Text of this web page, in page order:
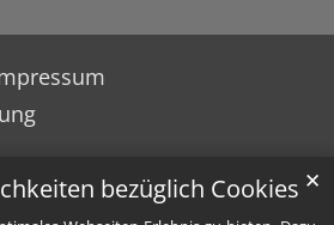
bezüglich Cookies ✕